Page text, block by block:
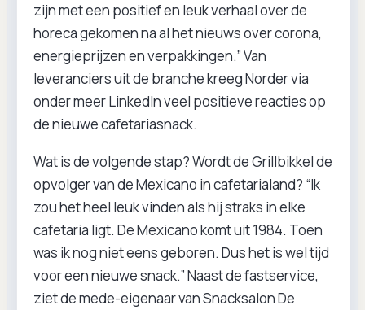
zijn met een positief en leuk verhaal over de
horeca gekomen na al het nieuws over corona,
energieprijzen en verpakkingen.” Van
leveranciers uit de branche kreeg Norder via
onder meer LinkedIn veel positieve reacties op
de nieuwe cafetariasnack.
Wat is de volgende stap? Wordt de Grillbikkel de
opvolger van de Mexicano in cafetarialand? “Ik
zou het heel leuk vinden als hij straks in elke
cafetaria ligt. De Mexicano komt uit 1984. Toen
was ik nog niet eens geboren. Dus het is wel tijd
voor een nieuwe snack.” Naast de fastservice,
ziet de mede-eigenaar van Snacksalon De